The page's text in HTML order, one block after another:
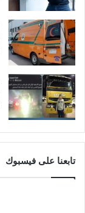
تابعنا على فيسبوك